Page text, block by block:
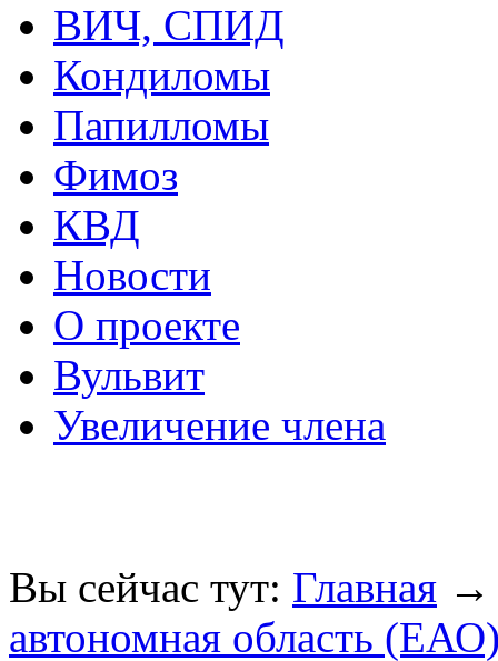
ВИЧ, СПИД
Кондиломы
Папилломы
Фимоз
КВД
Новости
О проекте
Вульвит
Увеличение члена
Вы сейчас тут: Главная
автономная область